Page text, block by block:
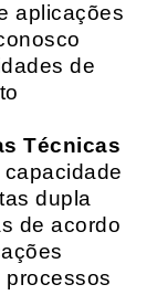
aplicações
de
Técnicas
dupla
de acordo
processos